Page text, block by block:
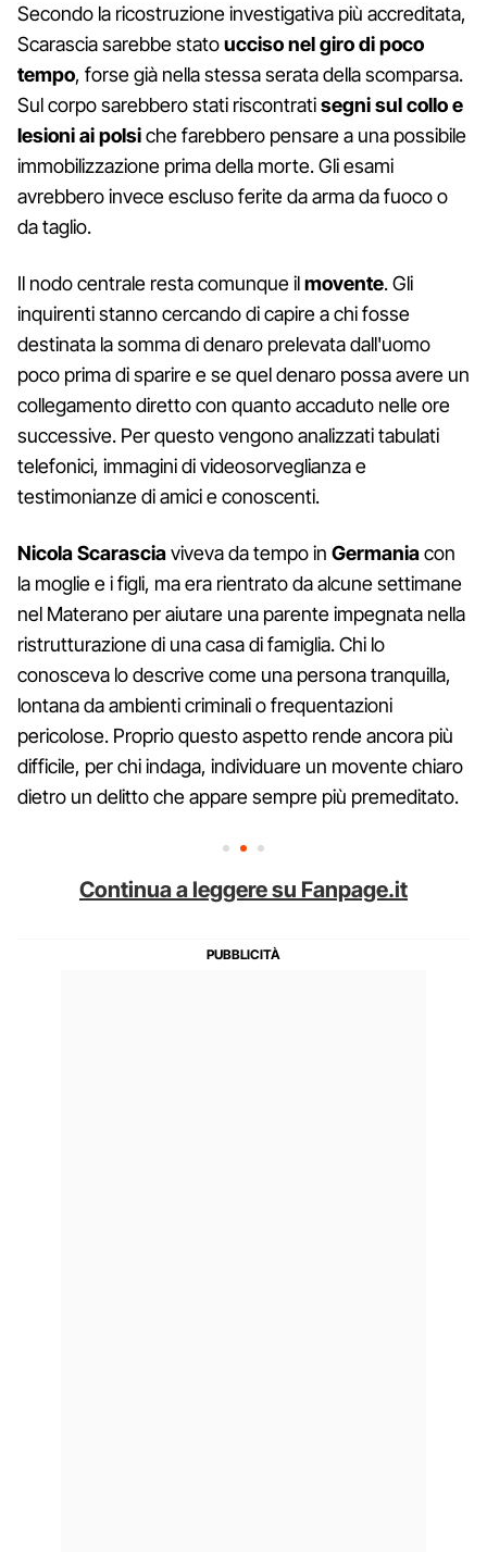
Secondo la ricostruzione investigativa più accreditata,
Scarascia sarebbe statoucciso nel giro di poco
tempo, forse già nella stessa serata della scomparsa.
Sul corpo sarebbero stati riscontratisegni sul collo e
lesioni ai polsiche farebbero pensare a una possibile
immobilizzazione prima della morte. Gli esami
avrebbero invece escluso ferite da arma da fuoco o
da taglio.
Il nodo centrale resta comunque ilmovente. Gli
inquirenti stanno cercando di capire a chi fosse
destinata la somma di denaro prelevata dall'uomo
poco prima di sparire e se quel denaro possa avere un
collegamento diretto con quanto accaduto nelle ore
successive. Per questo vengono analizzati tabulati
telefonici, immagini di videosorveglianza e
testimonianze di amici e conoscenti.
Nicola Scarasciaviveva da tempo in Germaniacon
la moglie e i figli, ma era rientrato da alcune settimane
nel Materano per aiutare una parente impegnata nella
ristrutturazione di una casa di famiglia. Chi lo
conosceva lo descrive come una persona tranquilla,
lontana da ambienti criminali o frequentazioni
pericolose. Proprio questo aspetto rende ancora più
difficile, per chi indaga, individuare un movente chiaro
dietro un delitto che appare sempre più premeditato.
Continua a leggere su Fanpage.it